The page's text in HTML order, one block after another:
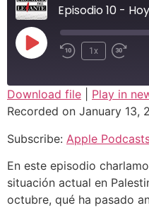
Play Episode
Rewind 10
1x
Fast
Apple Podcasts
RSS FEED
SHARE
LINK
EMBED
Download file Play in
Recorded on January 13,
Subscribe: Apple
En este episodio
situación actual en
octubre, qué ha pasado